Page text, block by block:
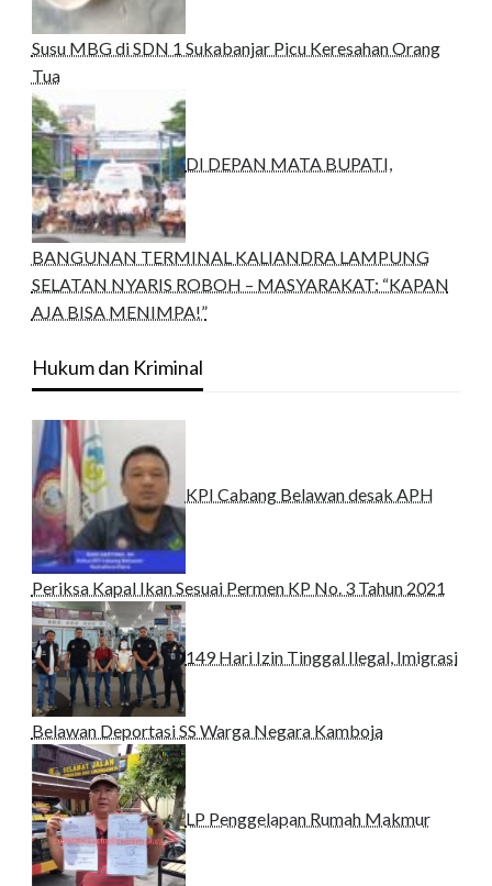
Susu MBG di SDN 1 Sukabanjar Picu Keresahan Orang
Tua
DI DEPAN MATA BUPATI,
BANGUNAN TERMINAL KALIANDRA LAMPUNG
SELATAN NYARIS ROBOH – MASYARAKAT: “KAPAN
AJA BISA MENIMPA!”
Hukum dan Kriminal
KPI Cabang Belawan desak APH
Periksa Kapal Ikan Sesuai Permen KP No. 3 Tahun 2021
149 Hari Izin Tinggal Ilegal, Imigrasi
Belawan Deportasi SS Warga Negara Kamboja
LP Penggelapan Rumah Makmur